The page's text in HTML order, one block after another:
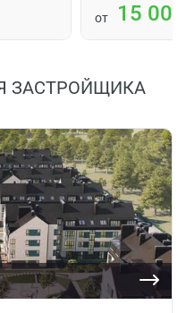
от 15
ЗАСТРОЙЩИКА